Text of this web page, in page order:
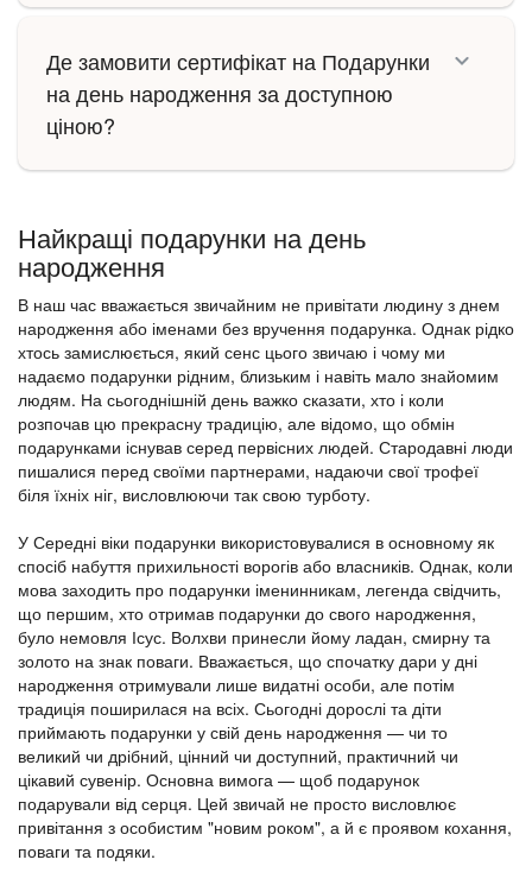
Де замовити сертифікат на Подарунки
на день народження за доступною
ціною?
Найкращі подарунки на день
народження
В наш час вважається звичайним не привітати людину з днем
народження або іменами без вручення подарунка. Однак рідко
хтось замислюється, який сенс цього звичаю і чому ми
надаємо подарунки рідним, близьким і навіть мало знайомим
людям. На сьогоднішній день важко сказати, хто і коли
розпочав цю прекрасну традицію, але відомо, що обмін
подарунками існував серед первісних людей. Стародавні люди
пишалися перед своїми партнерами, надаючи свої трофеї
біля їхніх ніг, висловлюючи так свою турботу.
У Середні віки подарунки використовувалися в основному як
спосіб набуття прихильності ворогів або власників. Однак, коли
мова заходить про подарунки іменинникам, легенда свідчить,
що першим, хто отримав подарунки до свого народження,
було немовля Ісус. Волхви принесли йому ладан, смирну та
золото на знак поваги. Вважається, що спочатку дари у дні
народження отримували лише видатні особи, але потім
традиція поширилася на всіх. Сьогодні дорослі та діти
приймають подарунки у свій день народження — чи то
великий чи дрібний, цінний чи доступний, практичний чи
цікавий сувенір. Основна вимога — щоб подарунок
подарували від серця. Цей звичай не просто висловлює
привітання з особистим "новим роком", а й є проявом кохання,
поваги та подяки.